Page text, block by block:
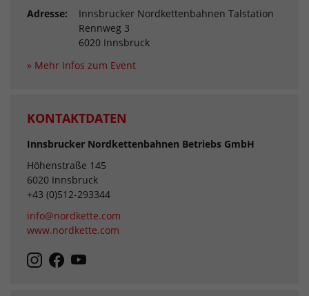
Adresse:
Innsbrucker Nordkettenbahnen Talstation
Rennweg 3
6020 Innsbruck
» Mehr Infos zum Event
KONTAKTDATEN
Innsbrucker Nordkettenbahnen Betriebs GmbH
Höhenstraße 145
6020 Innsbruck
+43 (0)512-293344
info@nordkette.com
www.nordkette.com